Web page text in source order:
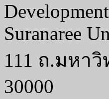
Development
Suranaree
111 ถ.มหา
30000